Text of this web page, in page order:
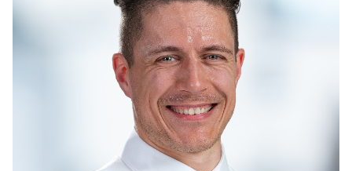
VEREINIGUNGEN
Fraktion
KREISGESCHÄFTSSTELLE
FOTOS